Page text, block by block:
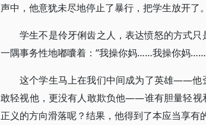
声中，他意犹未尽地停止了暴行，把学生放开了。
学生不是伶牙俐齿之人，表达愤怒的方式
一隅事务性地嘟囔着：“我操你妈……我操你妈
这个学生马上在我们中间成为了英雄——他
敢轻视他，更没有人敢欺负他——谁有胆量轻视
正义的方向滑落呢？结果，他得到了本应当享有